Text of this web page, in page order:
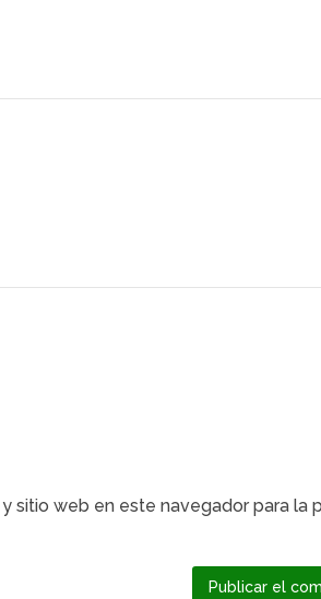
sitio web en este navegador para la